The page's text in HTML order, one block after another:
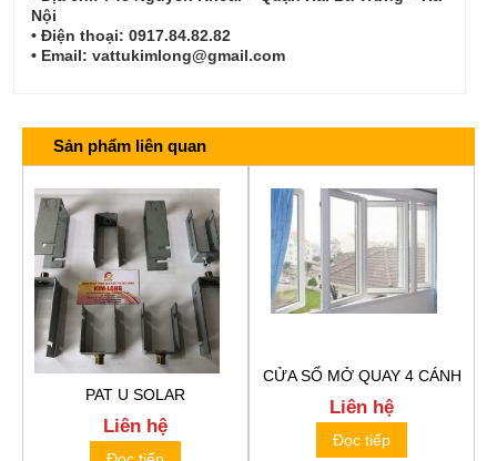
Nội
• Điện thoại: 0917.84.82.82
• Email: vattukimlong@gmail.com
Sản phẩm liên quan
PAT U SOLAR
Liên hệ
CỬA SỔ MỞ QUAY 4 CÁNH
Liên hệ
Đọc tiếp